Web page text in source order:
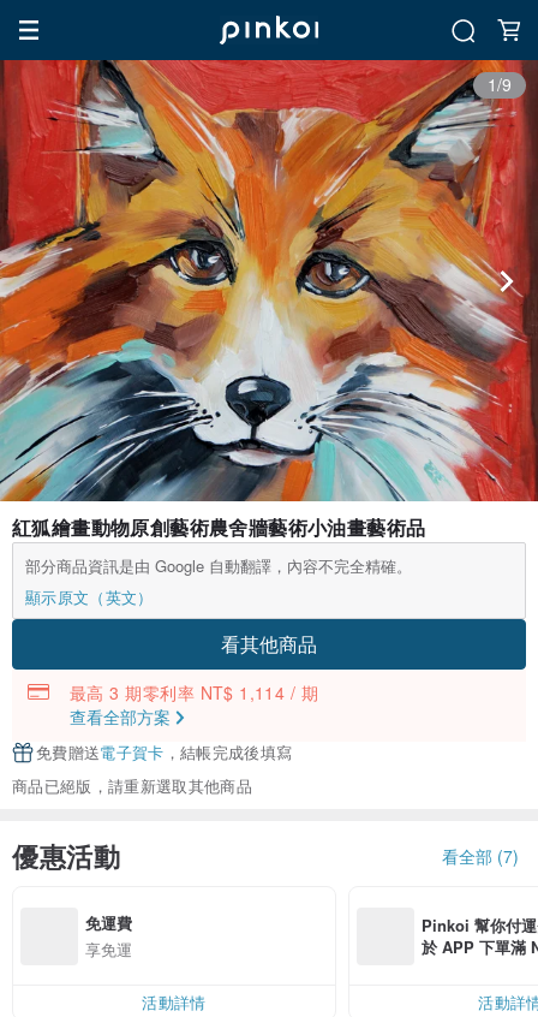
1/9
紅狐繪畫動物原創藝術農舍牆藝術小油畫藝術品
部分商品資訊是由 Google 自動翻譯，內容不完全精確。
顯示原文（英文）
看其他商品
最高 3 期零利率 NT$ 1,114 / 期
查看全部方案
免費贈送電子賀卡 ，結帳完成後填寫
商品已絕版，請重新選取其他商品
優惠活動 看全部 (7)
免運費
享免運
活動詳情
Pinkoi 幫你付
於 APP 下單滿
活動詳